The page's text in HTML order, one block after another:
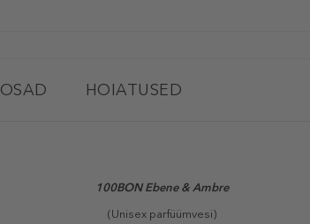
HOIATUSED
100BON Ebene & Ambre
(Unisex parfüümvesi)